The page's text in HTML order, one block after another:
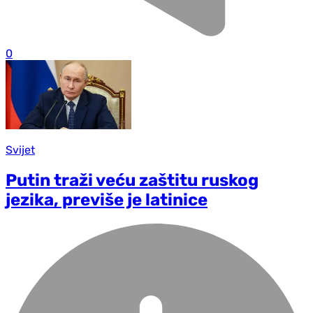
0
Svijet
Putin traži veću zaštitu ruskog
jezika, previše je latinice